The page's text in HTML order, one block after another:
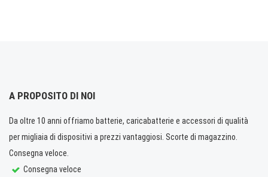
A PROPOSITO DI NOI
Da oltre 10 anni offriamo batterie, caricabatterie e accessori di qualità
per migliaia di dispositivi a prezzi vantaggiosi. Scorte di magazzino.
Consegna veloce.
Consegna veloce